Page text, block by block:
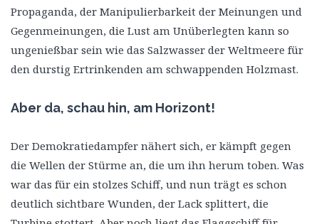
Propaganda, der Manipulierbarkeit der Meinungen und
Gegenmeinungen, die Lust am Unüberlegten kann so
ungenießbar sein wie das Salzwasser der Weltmeere für
den durstig Ertrinkenden am schwappenden Holzmast.
Aber da, schau hin, am Horizont!
Der Demokratiedampfer nähert sich, er kämpft gegen
die Wellen der Stürme an, die um ihn herum toben. Was
war das für ein stolzes Schiff, und nun trägt es schon
deutlich sichtbare Wunden, der Lack splittert, die